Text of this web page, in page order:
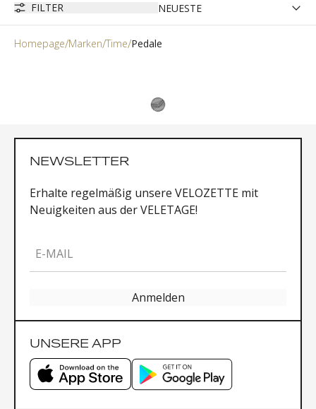
FILTER
Homepage Marken Time Pedale
NEWSLETTER
Erhalte regelmäßig unsere VELOZETTE mit
Neuigkeiten aus der VELETAGE!
E-MAIL
Anmelden
UNSERE APP